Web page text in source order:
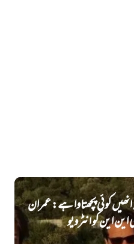
کوئی پچھتاوا ہے: عمران
این کو انٹرویو